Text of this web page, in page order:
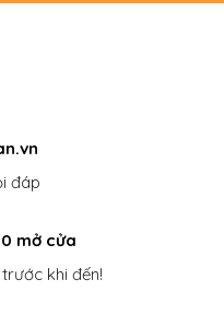
đáp
mở cửa
khi đến!